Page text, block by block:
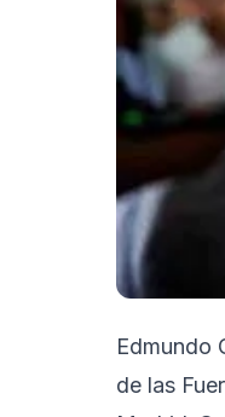
Edmundo
de las